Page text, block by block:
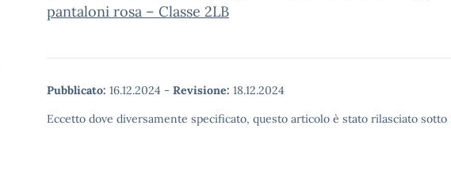
pantaloni rosa – Classe 2LB
Pubblicato: 16.12.2024 - Revisione: 18.12.2024
Eccetto dove diversamente specificato, questo articolo è stato rilasciato